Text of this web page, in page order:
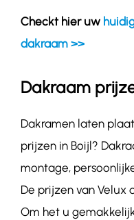
Checkt hier uw
dakraam >>
Dakraam
Dakramen laten
prijzen in Boijl?
montage,
De prijzen van Velux
Om het u